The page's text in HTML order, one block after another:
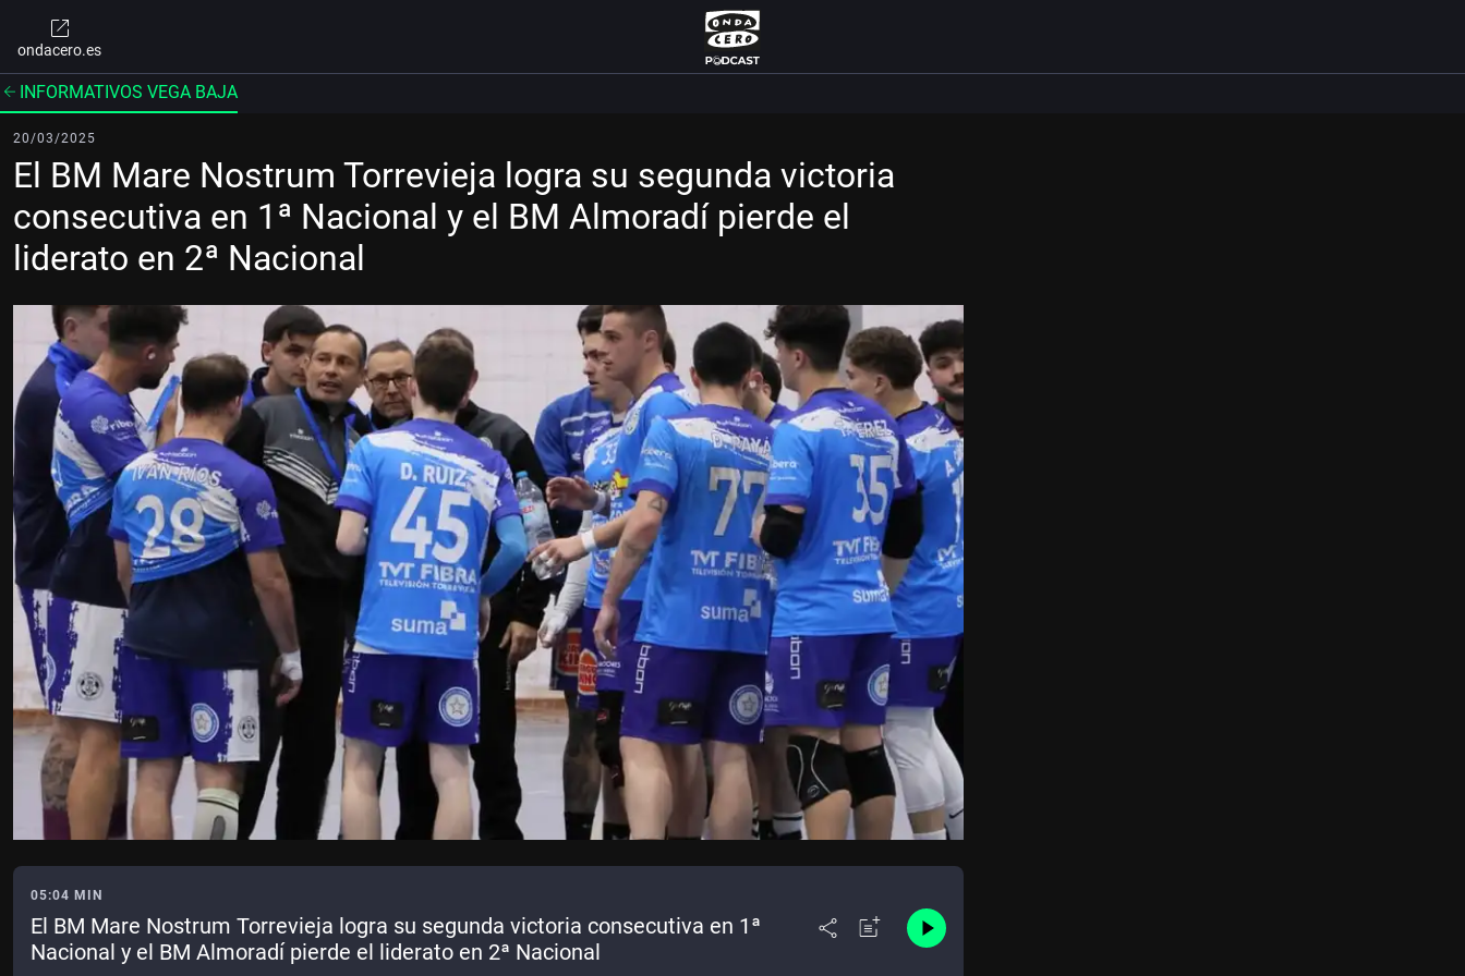
ondacero.es
INFORMATIVOS VEGA BAJA
20/03/2025
El BM Mare Nostrum Torrevieja logra su segunda victoria
consecutiva en 1ª Nacional y el BM Almoradí pierde el
liderato en 2ª Nacional
05:04 MIN
El BM Mare Nostrum Torrevieja logra su segunda victoria consecutiva en 1ª
Nacional y el BM Almoradí pierde el liderato en 2ª Nacional